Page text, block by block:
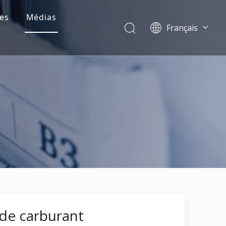
Médias
Français
norsk språk
简体中文
carburant